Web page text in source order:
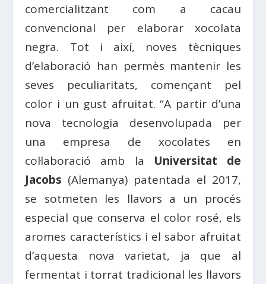
comercialitzant com a cacau
convencional per elaborar xocolata
negra. Tot i així, noves tècniques
d’elaboració han permès mantenir les
seves peculiaritats, començant pel
color i un gust afruitat. “A partir d’una
nova tecnologia desenvolupada per
una empresa de xocolates en
col·laboració amb la Universitat de
Jacobs (Alemanya) patentada el 2017,
se sotmeten les llavors a un procés
especial que conserva el color rosé, els
aromes característics i el sabor afruitat
d’aquesta nova varietat, ja que al
fermentat i torrat tradicional les llavors